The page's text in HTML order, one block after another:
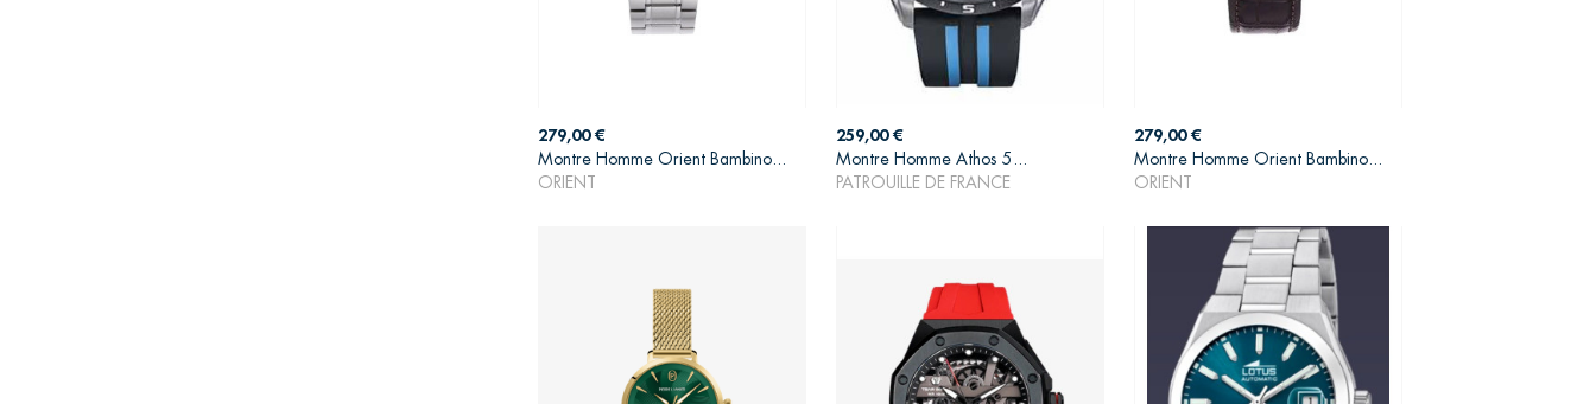
Prix
279,00 €
Montre Homme Orient Bambino...
ORIENT
AJOUTER AU PANIER
Prix
259,00 €
Montre Homme Athos 5...
PATROUILLE DE FRANCE
AJOUTER AU PANIER
Prix
279,00 €
Montre Homme Orient Bambino...
ORIENT
AJOUTER AU PANIER